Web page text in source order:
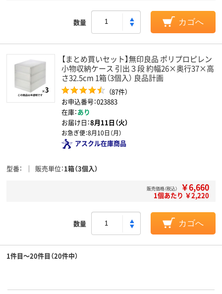
数量 カゴへ
【まとめ買いセット】無印良品 ポリプロピレン
小物収納ケース 引出３段 約幅26×奥行37×高
さ32.5cm 1箱（3個入） 良品計画
（87件）
お申込番号：023883
在庫：あり
お届け日：8月11日（火）
お急ぎ便：8月10日（月）
アスクル在庫商品
型番 販売単位 1箱（3個入）
販売価格（税込） ￥6,660
1個あたり ￥2,220
数量 カゴへ
1件目～20件目（20件中）